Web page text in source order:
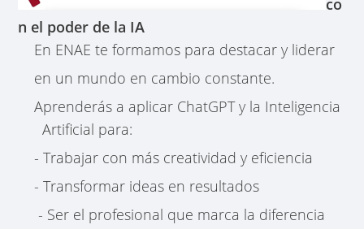
co
n el poder de la IA
En ENAE te formamos para destacar y liderar
en un mundo en cambio constante.
Aprenderás a aplicar ChatGPT y la Inteligencia
Artificial para:
- Trabajar con más creatividad y eficiencia
- Transformar ideas en resultados
- Ser el profesional que marca la diferencia